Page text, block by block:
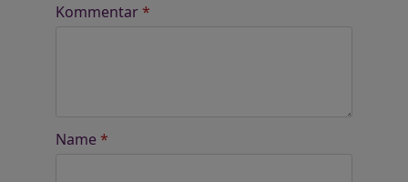
Kommentar*
Name *